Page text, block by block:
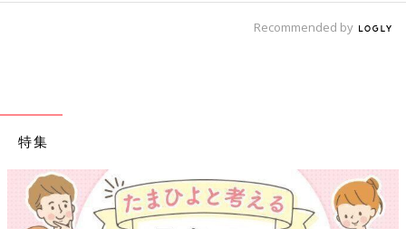
Recommended by
特集